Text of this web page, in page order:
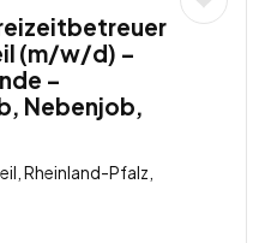
(m/w/d) –
–
Nebenjob,
Rheinland-Pfalz,